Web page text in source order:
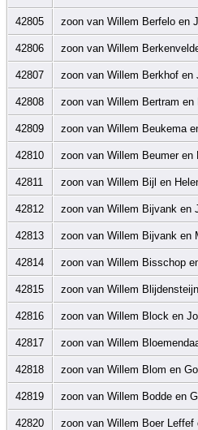
42805 zoon van Willem Berfelo en
42806 zoon van Willem
42807 zoon van Willem Berkhof en
42808 zoon van Willem Bertram en
42809 zoon van Willem Beukema
42810 zoon van Willem Beumer en
42811 zoon van Willem Bijl en
42812 zoon van Willem Bijvank en
42813 zoon van Willem Bijvank en
42814 zoon van Willem Bisschop
42815 zoon van Willem
42816 zoon van Willem Block en
42817 zoon van Willem
42818 zoon van Willem Blom en
42819 zoon van Willem Bodde en
42820 zoon van Willem Boer Leffef